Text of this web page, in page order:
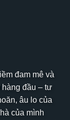
đam mê và
hàng đầu – tư
âu lo của
của mình